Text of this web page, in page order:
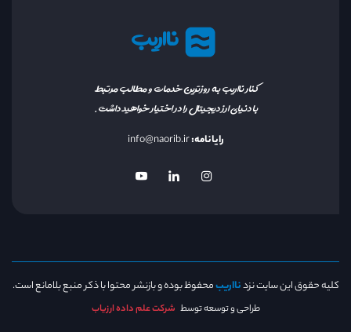
نااریب
کنار نااریب به روزترین خدمات و مطالب مرتبط
با دنیای ارز دیجیتال را در اختیار خواهید داشت.
رایانامه:info@naorib.ir
کلیه حقوق این سایت نزدنااریبمحفوظ بوده و بازنشر محتوا با ذکر منبع بلامانع است.
طراحی و توسعه توسط شرکت علم داده ارزیاب